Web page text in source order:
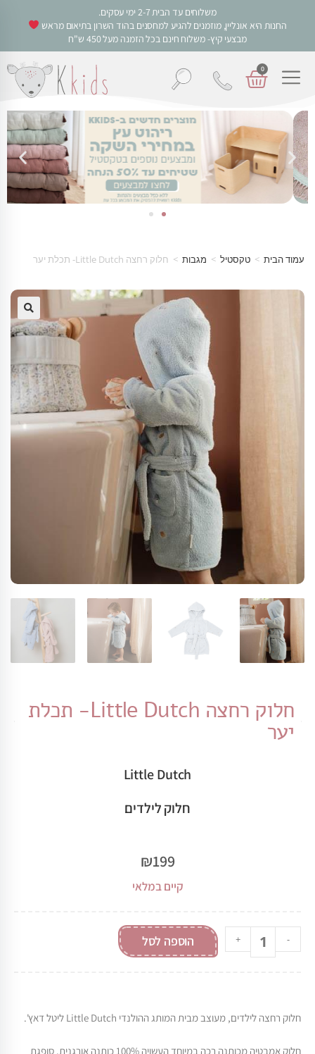
משלוחים עד הבית 2-7 ימי עסקים.
החנות היא אונליין, מוזמנים להגיע למחסנים בהוד השרון בתיאום מראש
מבצעי קיץ- משלוח חינם בכל הזמנה מעל 450 ש"ח
0
עמוד הבית > טקסטיל > מגבות > חלוק רחצה Little Dutch- תכלת יער
חלוק רחצה Little Dutch- תכלת
יער
Little Dutch
חלוק לילדים
₪199
קיים במלאי
-
+ הוספה לסל
חלוק רחצה לילדים, מעוצב מבית המותג ההולנדי Little Dutch ליטל דאץ'.
חלוק אמבטיה מכותנה רכה במיוחד העשויה 100% כותנה אורגנית. סופגת